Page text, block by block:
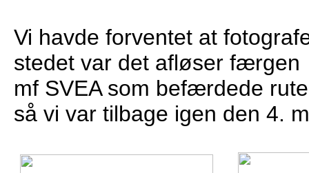
Vi havde forventet at
stedet var det afløser færgen
mf SVEA som befærdede
så vi var tilbage igen den 4.